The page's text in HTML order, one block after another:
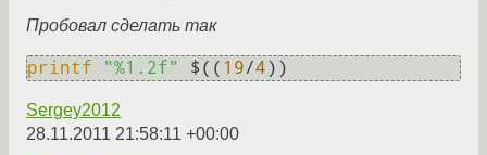
Пробовал сделать так
printf "%1.2f" $(( 19/4))
Sergey2012
28.11.2011 21:58:11 +00:00